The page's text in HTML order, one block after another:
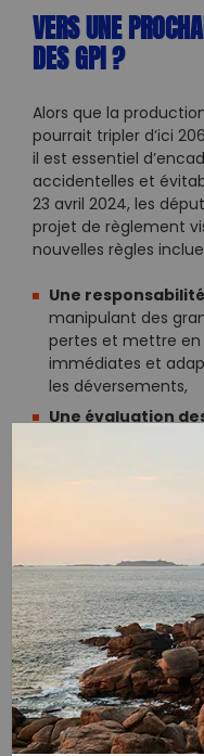
VERS UNE
DES GPI ?
Alors que la
pourrait tripler d’ici
il est essentiel
accidentelles et
23 avril 2024, les
projet de règlement
nouvelles règles
Une
manipulant des
pertes et mettre en
immédiates et
les déversements,
Une évaluation
tonnage de
un étiquetage clair
de transport,
Une
pratiques de
Le Conseil de l'Union
en négociation pour
d'ici la fin de l'année
prévue début 2025.